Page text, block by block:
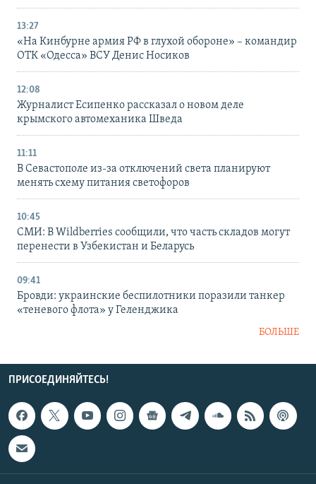
13:27
«На Кинбурне армия РФ в глухой обороне» – командир
ОТК «Одесса» ВСУ Денис Носиков
12:08
Журналист Есипенко рассказал о новом деле
крымского автомеханика Шведа
11:11
В Севастополе из-за отключений света планируют
менять схему питания светофоров
10:45
СМИ: В Wildberries сообщили, что часть складов могут
перенести в Узбекистан и Беларусь
09:41
Бровди: украинские беспилотники поразили танкер
«теневого флота» у Геленджика
БОЛЬШЕ
ПРИСОЕДИНЯЙТЕСЬ!